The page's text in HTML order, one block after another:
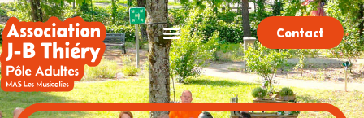
Contact